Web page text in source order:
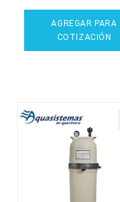
AGREGAR PARA
COTIZACIÓN